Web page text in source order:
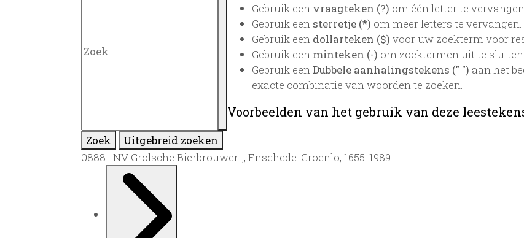
Gebruik een vraagteken (?) om één letter te
Gebruik een sterretje (*) om meer letters te vervangen.
Gebruik een dollarteken ($) voor uw zoekterm voor
Gebruik een minteken (-) om zoektermen uit te sluiten.
Gebruik eenDubbele aanhalingstekens (" ") aan het
exacte combinatie van woorden te zoeken.
Voorbeelden van het gebruik van deze
Zoek
Uitgebreid zoeken
0888 NV Grolsche Bierbrouwerij, Enschede-Groenlo, 1655-1989